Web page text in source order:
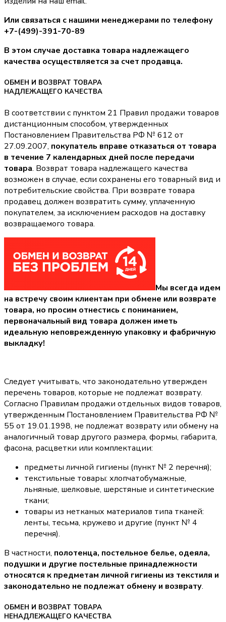
Или связаться с нашими менеджерами по телефону
+7-(499)-391-70-89
В этом случае доставка товара надлежащего
качества осуществляется за счет продавца.
ОБМЕН И ВОЗВРАТ ТОВАРА
НАДЛЕЖАЩЕГО КАЧЕСТВА
В соответствии с пунктом 21 Правил продажи товаров
дистанционным способом, утвержденных
Постановлением Правительства РФ № 612 от
27.09.2007, покупатель вправе отказаться от товара
в течение 7 календарных дней после передачи
товара. Возврат товара надлежащего качества
возможен в случае, если сохранены его товарный вид и
потребительские свойства. При возврате товара
продавец должен возвратить сумму, уплаченную
покупателем, за исключением расходов на доставку
возвращаемого товара.
Мы всегда идем
на встречу своим клиентам при обмене или возврате
товара, но просим отнестись с пониманием,
первоначальный вид товара должен иметь
идеальную неповрежденную упаковку и фабричную
выкладку!
Следует учитывать, что законодательно утвержден
перечень товаров, которые не подлежат возврату.
Согласно Правилам продажи отдельных видов товаров,
утвержденным Постановлением Правительства РФ №
55 от 19.01.1998, не подлежат возврату или обмену на
аналогичный товар другого размера, формы, габарита,
фасона, расцветки или комплектации:
предметы личной гигиены (пункт № 2 перечня);
текстильные товары: хлопчатобумажные,
льняные, шелковые, шерстяные и синтетические
ткани;
товары из нетканых материалов типа тканей:
ленты, тесьма, кружево и другие (пункт № 4
перечня).
В частности, полотенца, постельное белье, одеяла,
подушки и другие постельные принадлежности
относятся к предметам личной гигиены из текстиля и
законодательно не подлежат обмену и возврату.
ОБМЕН И ВОЗВРАТ ТОВАРА
НЕНАДЛЕЖАЩЕГО КАЧЕСТВА